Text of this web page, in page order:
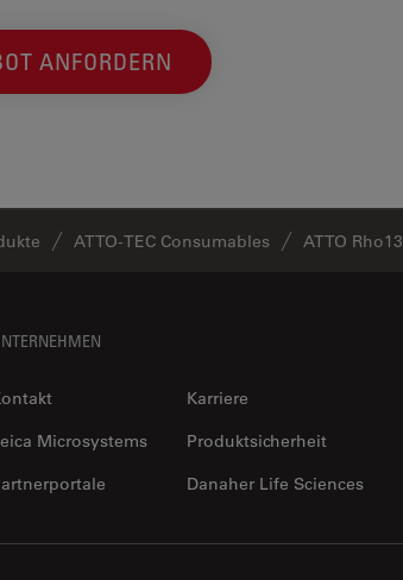
ANFORDERN
ATTO-TEC Consumables ATTO Rho13
Karriere
Microsystems
Produktsicherheit
Danaher Life Sciences